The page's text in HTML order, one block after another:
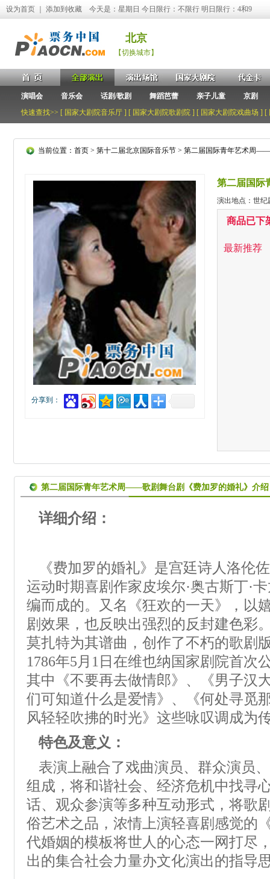
设为首页 添加到收藏 今天是：星期日 今日限行：不限行 明日限行：4和9
北京
【切换城市】
演唱会 音乐会 话剧/歌剧 舞蹈芭蕾 亲子儿童
京剧
快速查找>> [ 国家大剧院音乐厅 ] [ 国家大剧院歌剧院 ] [ 国家大剧院戏曲场 ] [
当前位置： 首页> 第十二届北京国际音乐节> 第二届国际青年艺术周——
分享到：
第二届国际
演出地点：世纪
商品已下
最新推荐
第二届国际青年艺术周——歌剧舞台剧《费加罗的婚礼》介绍
详细介绍：
《费加罗的婚礼》是宫廷诗人洛伦
运动时期喜剧作家皮埃尔·奥古斯丁·
编而成的。又名《狂欢的一天》，以
剧效果，也反映出强烈的反封建色彩
莫扎特为其谱曲，创作了不朽的歌剧
1786年5月1日在维也纳国家剧院首次
其中《不要再去做情郎》、《男子汉
们可知道什么是爱情》、《何处寻觅
风轻轻吹拂的时光》这些咏叹调成为
特色及意义：
表演上融合了戏曲演员、群众演员
组成，将和谐社会、经济危机中找寻
话、观众参演等多种互动形式，将歌
俗艺术之品，浓情上演轻喜剧感觉的
代婚姻的模板将世人的心态一网打尽
出的集合社会力量办文化演出的指导